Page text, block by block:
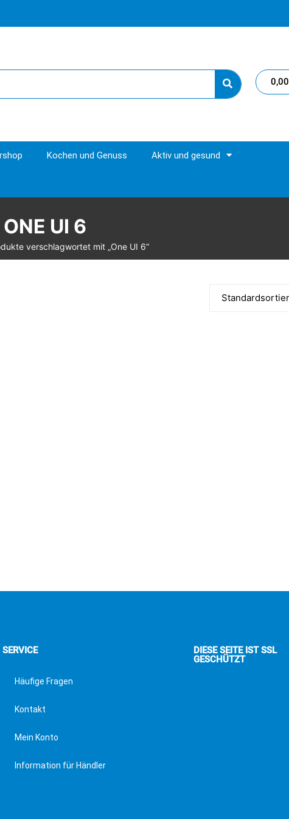
0,00
Kochen und Genuss Aktiv und gesund
ONE UI 6
verschlagwortet mit „One UI 6“
SERVICE
Häufige Fragen
Kontakt
Mein Konto
Information für Händler
DIESE SEITE IST SSL
GESCHÜTZT